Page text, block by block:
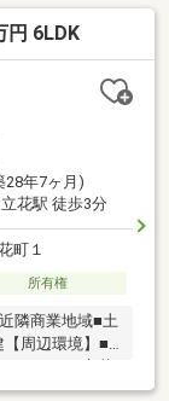
約7.5帖・3階
ルーフバルコ
。□シャッタ
円 6LDK
28年7ヶ月)
花駅 徒歩3分
町１
所有権
隣商業地域■土
周辺環境】■
立花北口店